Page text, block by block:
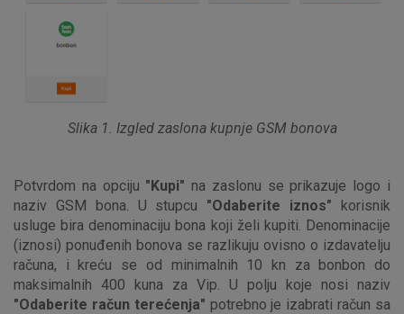
Slika 1. Izgled zaslona kupnje GSM bonova
Potvrdom na opciju "Kupi" na zaslonu se prikazuje logo i
naziv GSM bona. U stupcu "Odaberite iznos" korisnik
usluge bira denominaciju bona koji želi kupiti. Denominacije
(iznosi) ponuđenih bonova se razlikuju ovisno o izdavatelju
računa, i kreću se od minimalnih 10 kn za bonbon do
maksimalnih 400 kuna za Vip. U polju koje nosi naziv
"Odaberite račun terećenja" potrebno je izabrati račun sa